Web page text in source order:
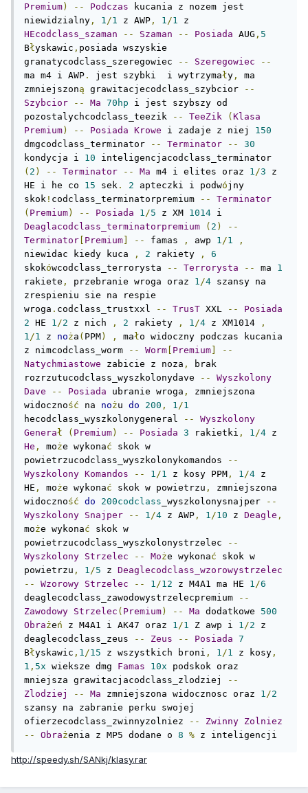
Premium) -- Podczas kucania z nozem jest
niewidzialny , 1/1 z AWP , 1/1
HEcodclass_szaman
-- Szaman -- Posiada AUG , 5
Błyskawic , posiada wszyskie
granatycodclass_szeregowiec
-- Szeregowiec
--
ma m4 i AWP . jest szybki  i wytrzymały ,
ma
zmniejszoną grawitacjecodclass_szybcior
--
Szybcior
-- Ma 70hp i jest szybszy od
pozostalychcodclass_teezik
-- TeeZik ( Klasa
Premium) -- Posiada Krowe i zadaje z niej 150
dmgcodclass_terminator
-- Terminator --
30
kondycja i 10
( 2 ) -- Terminator -- Ma m4 i elites oraz 1/3 z
HE i he co 15 sek . 2 apteczki i podwójny
skok ! codclass_terminatorpremium --
Terminator
( Premium) -- Posiada 1/5 z XM 1014
Deaglacodclass_terminatorpremium
( 2 )
--
Terminator Premium -- famas , awp 1/1
,
niewidac kiedy kuca
, 2 rakiety ,
6
skokówcodclass_terrorysta -- Terrorysta -- ma 1
rakiete , przebranie wroga oraz 1/4 szansy na
zrespieniu sie na respie
wroga . codclass_trustxxl -- TrusT XXL --
Posiada
2 HE 1/2 z nich , 2 rakiety , 1/4 z XM1014
,
1/1 z noża ( PPM) , mało widoczny podczas kucania
z nimcodclass_worm
-- Worm Premium
--
Natychmiastowe zabicie z noza ,
brak
rozrzutucodclass_wyszkolonydave
--
Wyszkolony
Dave
-- Posiada ubranie wroga ,
zmniejszona
widoczność na nożu do 200 , 1/1
hecodclass_wyszkolonygeneral
--
Wyszkolony
Generał ( Premium) -- Posiada 3 rakietki , 1/4
He , może wykonać skok w
powietrzucodclass_wyszkolonykomandos
--
Wyszkolony Komandos -- 1/1 z kosy PPM , 1/4 z
HE , może wykonać skok w powietrzu ,
zmniejszona
widoczność do 200codclass _wyszkolonysnajper
--
Wyszkolony Snajper -- 1/4 z AWP , 1/10 z Deagle ,
może wykonać skok w
powietrzucodclass_wyszkolonystrzelec
--
Wyszkolony Strzelec -- Może wykonać skok w
powietrzu , 1/5 z Deaglecodclass_wzorowystrzelec
--
Wzorowy Strzelec -- 1/12 z M4A1 ma HE 1/6
deaglecodclass_zawodowystrzelecpremium
--
Zawodowy Strzelec ( Premium) -- Ma dodatkowe 500
Obrażeń z M4A1 i AK47 oraz 1/1 Z awp i 1/2 z
deaglecodclass_zeus
-- Zeus -- Posiada 7
Błyskawic , 1/15 z wszystkich broni , 1/1 z kosy ,
1 , 5x wieksze dmg Famas 10x podskok oraz
mniejsza grawitacjacodclass_zlodziej
--
Zlodziej
-- Ma zmniejszona widocznosc oraz 1/2
szansy na zabranie perku swojej
ofierzecodclass_zwinnyzolniez
-- Zwinny Zolniez
--
Obrażenia z MP5 dodane o 8 % z inteligencji
http://speedy.sh/SANkj/klasy.rar